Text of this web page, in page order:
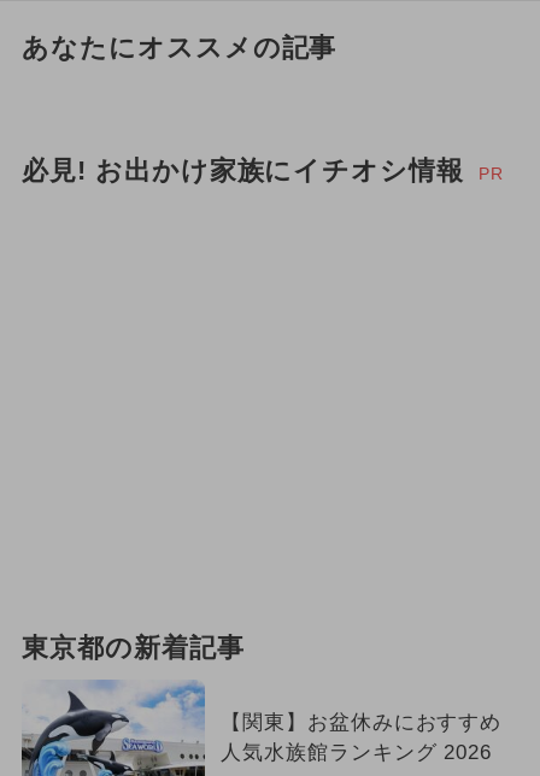
あなたにオススメの記事
必見! お出かけ家族にイチオシ情報 PR
東京都の新着記事
【関東】お盆休みにおすすめ
人気水族館ランキング 2026